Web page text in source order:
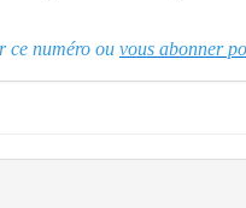
ce numéro ou vous abonner